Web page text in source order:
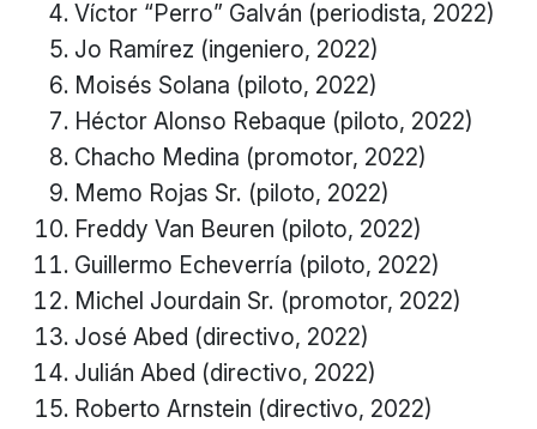
Víctor “Perro” Galván (periodista, 2022)
Jo Ramírez (ingeniero, 2022)
Moisés Solana (piloto, 2022)
Héctor Alonso Rebaque (piloto, 2022)
Chacho Medina (promotor, 2022)
Memo Rojas Sr. (piloto, 2022)
Freddy Van Beuren (piloto, 2022)
Guillermo Echeverría (piloto, 2022)
Michel Jourdain Sr. (promotor, 2022)
José Abed (directivo, 2022)
Julián Abed (directivo, 2022)
Roberto Arnstein (directivo, 2022)